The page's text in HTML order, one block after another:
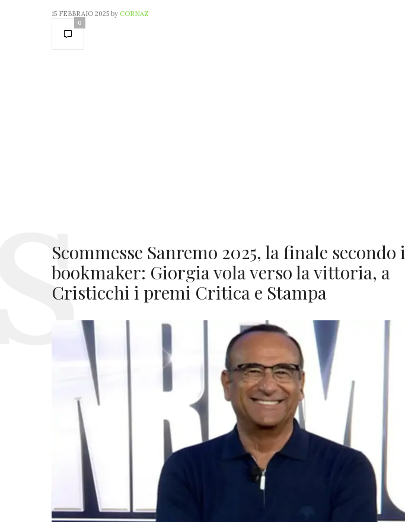
15 FEBBRAIO 2025 by CORNAZ
0
Scommesse Sanremo 2025, la finale secondo i
bookmaker: Giorgia vola verso la vittoria, a
Cristicchi i premi Critica e Stampa